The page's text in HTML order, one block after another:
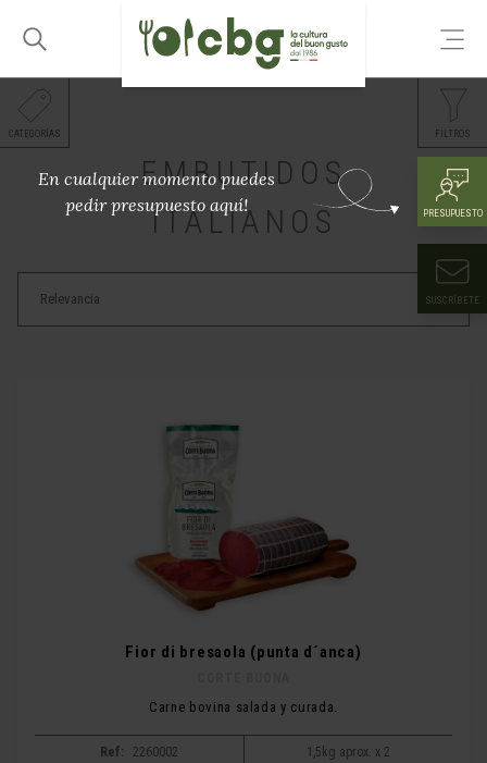
En cualquier momento puedes
pedir presupuesto aquí!
PRESUPUESTO
SUSCRÍBETE
CATEGORÍAS FILTROS
EMBUTIDOS
ITALIANOS
Fior di bresaola (punta d´anca)
Carne bovina salada y curada.
Ref: 2260002 1,5kg aprox. x 2